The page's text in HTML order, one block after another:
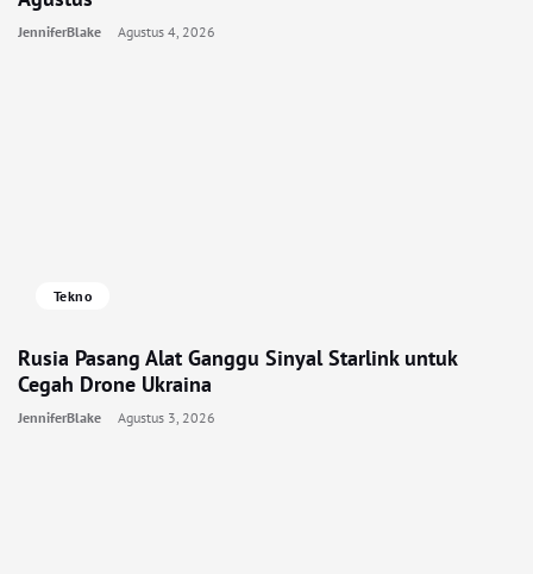
JenniferBlake Agustus 4, 2026
Tekno
Rusia Pasang Alat Ganggu Sinyal Starlink untuk
Cegah Drone Ukraina
JenniferBlake Agustus 3, 2026